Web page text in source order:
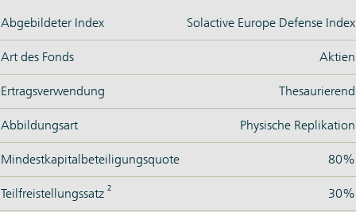
Abgebildeter Index Solactive Europe Defense Index
Art des Fonds Aktien
Ertragsverwendung Thesaurierend
Abbildungsart Physische Replikation
Mindestkapitalbeteiligungsquote 80%
Teilfreistellungssatz 2 30%